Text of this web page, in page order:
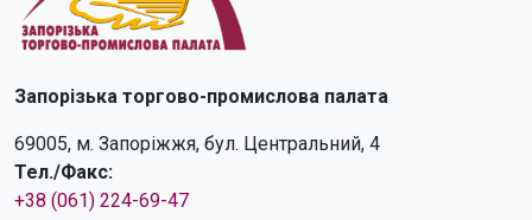
Запорізька торгово-промислова палата
69005, м. Запоріжжя, бул. Центральний, 4
Тел./Факс:
+38 (061) 224-69-47